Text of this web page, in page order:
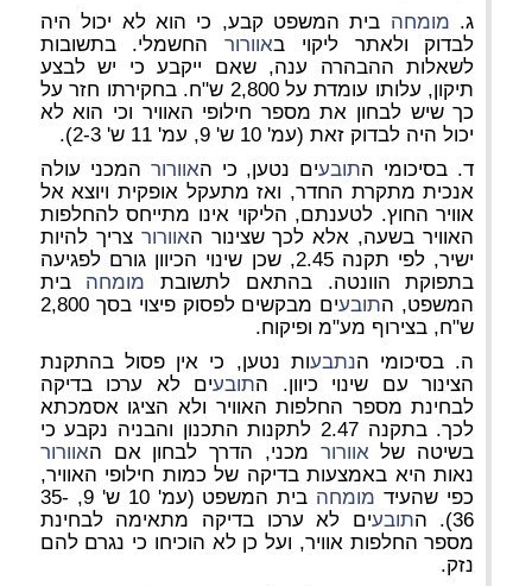
ג. מומחה בית המשפט קבע, כי הוא לא יכול היה
לבדוק ולאתר ליקוי באוורורהחשמלי. בתשובות
לשאלות ההבהרה ענה, שאם ייקבע כי יש לבצע
תיקון, עלותו עומדת על 2,800 ש"ח. בחקירתו חזר על
כך שיש לבחון את מספר חילופי האוויר וכי הוא לא
יכול היה לבדוק זאת (עמ' 10 ש' 9, עמ' 11 ש' 2-3).
ד. בסיכומי התובעים נטען, כי האוורור המכני עולה
אנכית מתקרת החדר, ואז מתעקל אופקית ויוצא אל
אוויר החוץ. לטענתם, הליקוי אינו מתייחס להחלפות
האוויר בשעה, אלא לכך שצינור האוורור צריך להיות
ישיר, לפי תקנה 2.45, שכן שינוי הכיוון גורם לפגיעה
בתפוקת הוונטה. בהתאם לתשובת מומחה בית
המשפט, התובע
ים מבקשים לפסוק פיצוי בסך 2,800
ש"ח, בצירוף מע"מ ופיקוח.
ה. בסיכומי הנתבעות נטען, כי אין פסול בהתקנת
הצינור עם שינוי כיוון. התובעים לא ערכו בדיקה
לבחינת מספר החלפות האוויר ולא הציגו אסמכתא
לכך. בתקנה 2.47 לתקנות התכנון והבניה נקבע כי
בשיטה של אוורור מכני, הדרך לבחון אם האוורור
נאות היא באמצעות בדיקה של כמות חילופי האוויר,
כפי שהעיד מומחה
בית המשפט (עמ' 10 ש' 9, 35-
36). ה
תובעים לא ערכו בדיקה מתאימה לבחינת
מספר החלפות אוויר, ועל כן לא הוכיחו כי נגרם להם
נזק.